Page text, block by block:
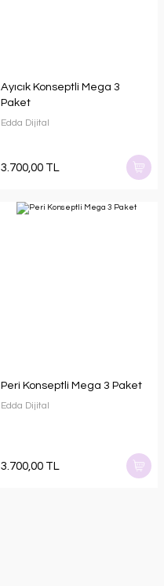
Ayıcık Konseptli Mega 3
Paket
Edda Dijital
3.700,00 TL
Peri Konseptli Mega 3 Paket
Edda Dijital
3.700,00 TL